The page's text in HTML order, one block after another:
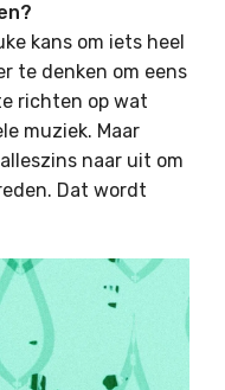
kans om iets heel
te denken om eens
richten op wat
muziek. Maar
naar uit om
Dat wordt